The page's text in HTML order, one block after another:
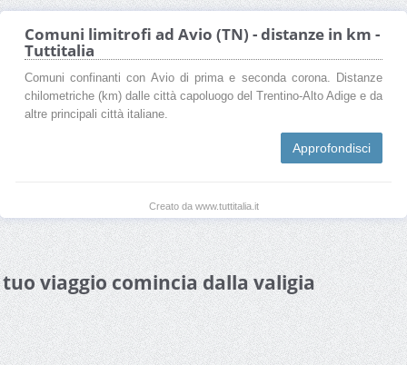
Comuni limitrofi ad Avio (TN) - distanze in km -
Tuttitalia
Comuni confinanti con Avio di prima e seconda corona. Distanze
chilometriche (km) dalle città capoluogo del Trentino-Alto Adige e da
altre principali città italiane.
Approfondisci
Creato da www.tuttitalia.it
viaggio comincia dalla valigia